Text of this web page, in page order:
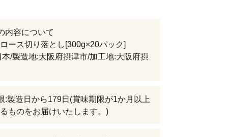
内容について
ース切り落とし[300g×20パック]
本/製造地:大阪府摂津市/加工地:大阪府摂
:製造日から179日(賞味期限が1か月以上
ものをお届けいたします。)